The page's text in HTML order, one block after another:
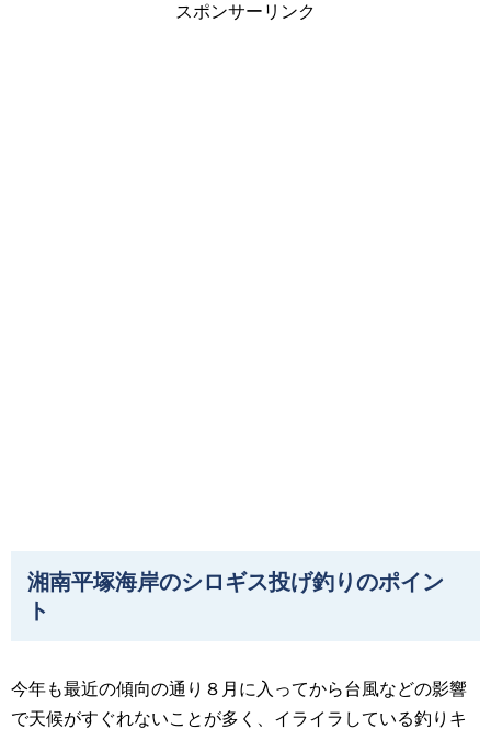
スポンサーリンク
湘南平塚海岸のシロギス投げ釣りのポイン
ト
今年も最近の傾向の通り８月に入ってから台風などの影響
で天候がすぐれないことが多く、イライラしている釣りキ